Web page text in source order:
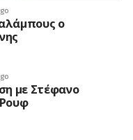
ο
με Στέφανο